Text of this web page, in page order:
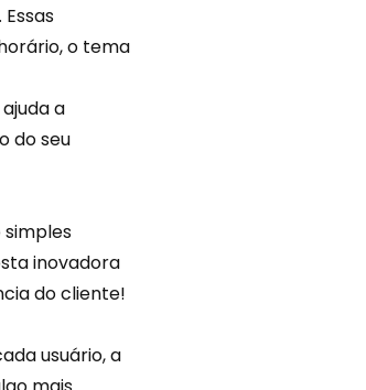
o tema
a
do seu
simples
inovadora
do cliente!
usuário, a